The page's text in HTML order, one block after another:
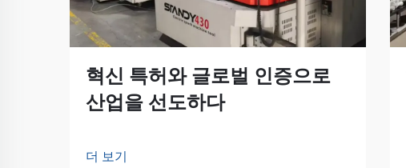
혁신 특허와 글로벌 인증으로
산업을 선도하다
더 보기